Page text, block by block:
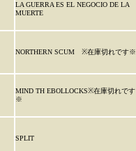
LA GUERRA ES EL NEGOCIO DE LA
MUERTE
NORTHERN SCUM ※在庫切れです※
MIND TH EBOLLOCKS※在庫切れです
※
SPLIT